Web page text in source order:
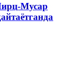
Мусар